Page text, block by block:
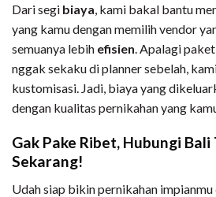
Dari segi biaya , kami bakal bantu
yang kamu dengan memilih vendor
semuanya lebih efisien . Apalagi
nggak sekaku di planner sebelah,
kustomisasi. Jadi, biaya yang
dengan kualitas pernikahan yang
Gak Pake Ribet, Hubungi
Sekarang!
Udah siap bikin pernikahan